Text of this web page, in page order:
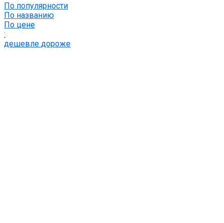
По популярности
По названию
По цене
:
дешевле дороже